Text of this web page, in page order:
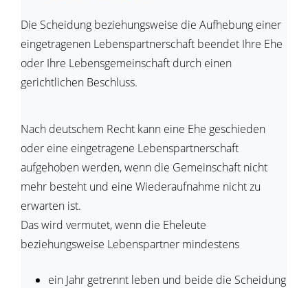
Die Scheidung beziehungsweise die Aufhebung einer
eingetragenen Lebenspartnerschaft beendet Ihre Ehe
oder Ihre Lebensgemeinschaft durch einen
gerichtlichen Beschluss.
Nach deutschem Recht kann eine Ehe geschieden
oder eine eingetragene Lebenspartnerschaft
aufgehoben werden, wenn die Gemeinschaft nicht
mehr besteht und eine Wiederaufnahme nicht zu
erwarten ist.
Das wird vermutet, wenn die Eheleute
beziehungsweise Lebenspartner mindestens
ein Jahr getrennt leben und beide die Scheidung